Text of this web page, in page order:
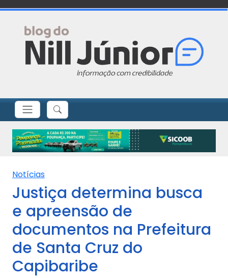
Notícias
Justiça determina busca
e apreensão de
documentos na Prefeitura
de Santa Cruz do
Capibaribe